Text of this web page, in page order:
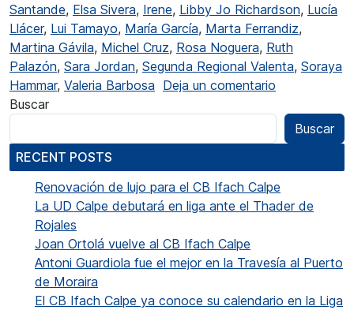
Santande, Elsa Sivera, Irene, Libby Jo Richardson, Lucía
Llácer, Lui Tamayo, María García, Marta Ferrandiz,
Martina Gávila, Michel Cruz, Rosa Noguera, Ruth
Palazón, Sara Jordan, Segunda Regional Valenta, Soraya
Hammar, Valeria Barbosa Deja un comentario
Buscar
Buscar
RECENT POSTS
Renovación de lujo para el CB Ifach Calpe
La UD Calpe debutará en liga ante el Thader de
Rojales
Joan Ortolá vuelve al CB Ifach Calpe
Antoni Guardiola fue el mejor en la Travesía al Puerto
de Moraira
El CB Ifach Calpe ya conoce su calendario en la Liga